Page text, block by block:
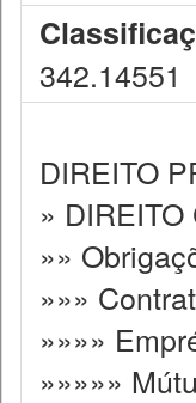
342.14551
DIREITO
» DIREITO
»»
»»»
»»»»
»»»»»